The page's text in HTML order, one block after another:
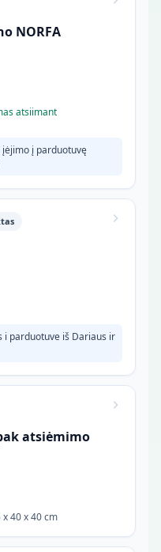
NORFA
atsiimant
įėjimo į parduotuvę
i parduotuve iš Dariaus ir
atsiėmimo
x 40 x 40 cm